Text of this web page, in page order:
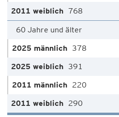
768
60 Jahre und älter
378
391
220
290